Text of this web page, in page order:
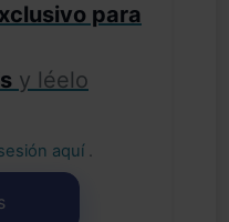
para
y léelo
aquí .